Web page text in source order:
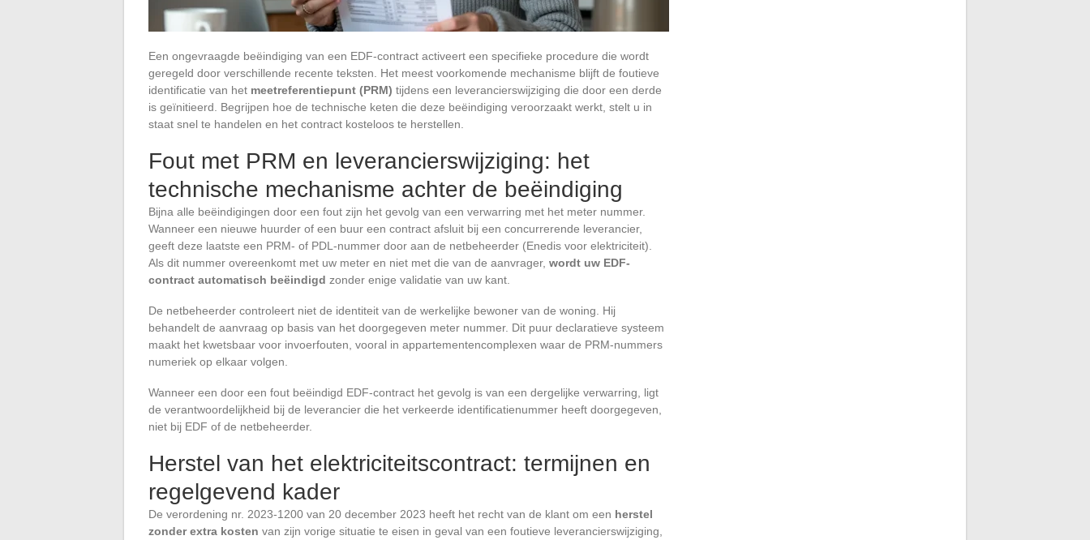
Een ongevraagde beëindiging van een EDF-contract activeert een specifieke procedure die wordt
geregeld door verschillende recente teksten. Het meest voorkomende mechanisme blijft de foutieve
identificatie van het meetreferentiepunt (PRM) tijdens een leverancierswijziging die door een derde
is geïnitieerd. Begrijpen hoe de technische keten die deze beëindiging veroorzaakt werkt, stelt u in
staat snel te handelen en het contract kosteloos te herstellen.
Fout met PRM en leverancierswijziging: het
technische mechanisme achter de beëindiging
Bijna alle beëindigingen door een fout zijn het gevolg van een verwarring met het meter nummer.
Wanneer een nieuwe huurder of een buur een contract afsluit bij een concurrerende leverancier,
geeft deze laatste een PRM- of PDL-nummer door aan de netbeheerder (Enedis voor elektriciteit).
Als dit nummer overeenkomt met uw meter en niet met die van de aanvrager, wordt uw EDF-
contract automatisch beëindigd zonder enige validatie van uw kant.
De netbeheerder controleert niet de identiteit van de werkelijke bewoner van de woning. Hij
behandelt de aanvraag op basis van het doorgegeven meter nummer. Dit puur declaratieve systeem
maakt het kwetsbaar voor invoerfouten, vooral in appartementencomplexen waar de PRM-nummers
numeriek op elkaar volgen.
Wanneer een door een fout beëindigd EDF-contract het gevolg is van een dergelijke verwarring, ligt
de verantwoordelijkheid bij de leverancier die het verkeerde identificatienummer heeft doorgegeven,
niet bij EDF of de netbeheerder.
Herstel van het elektriciteitscontract: termijnen en
regelgevend kader
De verordening nr. 2023-1200 van 20 december 2023 heeft het recht van de klant om een herstel
zonder extra kosten van zijn vorige situatie te eisen in geval van een foutieve leverancierswijziging,